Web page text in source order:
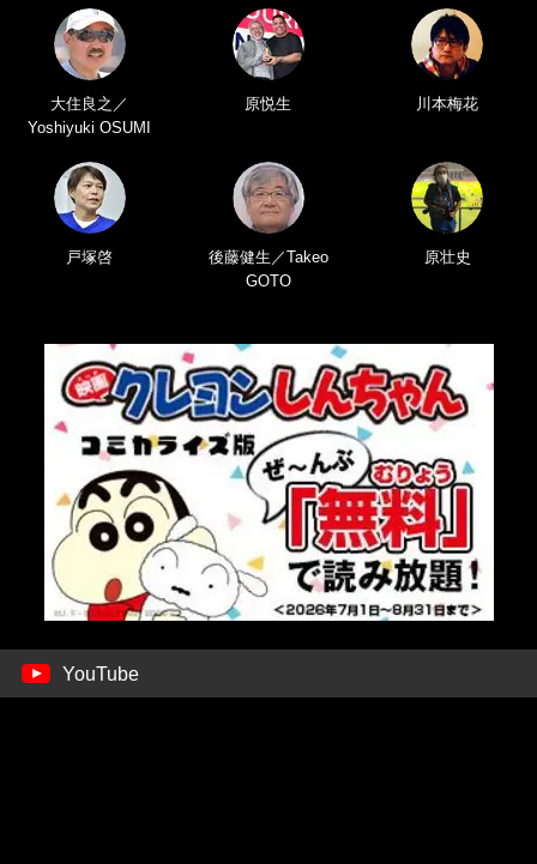
大住良之／
Yoshiyuki OSUMI
原悦生 川本梅花
戸塚啓
後藤健生／Takeo
GOTO
原壮史
YouTube